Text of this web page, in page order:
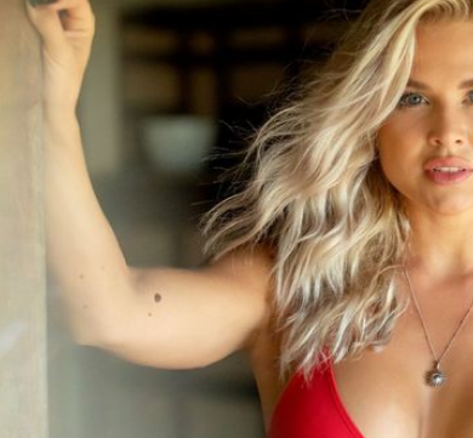
Lifestyle
Familie & Liebe
Promiflash Exklusiv
Alle Themen auf Promiflash
Jobs
App runterladen
Team
Redaktionelle Richtlinien